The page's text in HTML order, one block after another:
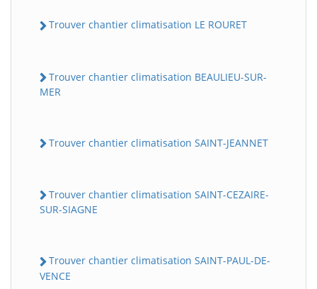
Trouver chantier climatisation LE ROURET
Trouver chantier climatisation BEAULIEU-SUR-
MER
Trouver chantier climatisation SAINT-JEANNET
Trouver chantier climatisation SAINT-CEZAIRE-
SUR-SIAGNE
Trouver chantier climatisation SAINT-PAUL-DE-
VENCE